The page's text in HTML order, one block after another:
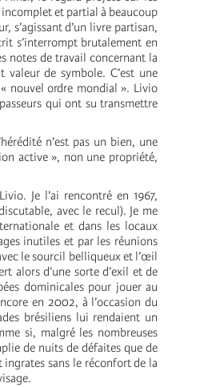
et partial à beaucoup
s’agissant d’un livre partisan,
s’interrompt brutalement en
notes de travail concernant la
de symbole. C’est une
nouvel ordre mondial ». Livio
qui ont su transmettre
n’est pas un bien, une
active », non une propriété,
Je l’ai rencontré en 1967,
avec le recul). Je me
et dans les locaux
inutiles et par les réunions
le sourcil belliqueux et l’œil
alors d’une sorte d’exil et de
dominicales pour jouer au
en 2002, à l’occasion du
brésiliens lui rendaient un
si, malgré les nombreuses
de nuits de défaites que de
sans le réconfort de la